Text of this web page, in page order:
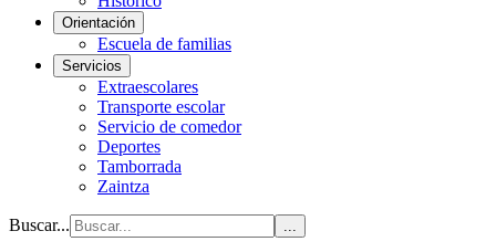
Orientación
Escuela de familias
Servicios
Extraescolares
Transporte escolar
Servicio de comedor
Deportes
Tamborrada
Zaintza
Buscar... ...